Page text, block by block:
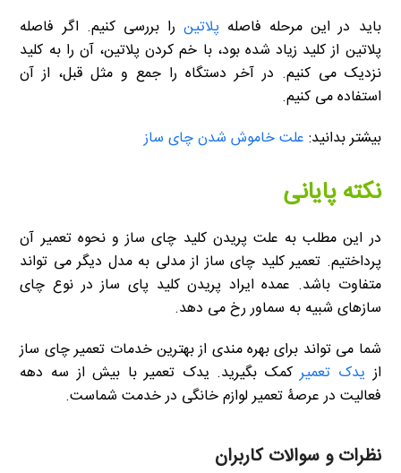
باید در این مرحله فاصله پلاتین را بررسی کنیم. اگر فاصله
پلاتین از کلید زیاد شده بود، با خم کردن پلاتین، آن را به کلید
نزدیک می کنیم. در آخر دستگاه را جمع و مثل قبل، از آن
استفاده می کنیم.
بیشتر بدانید: علت خاموش شدن چای ساز
نکته پایانی
در این مطلب به علت پریدن کلید چای ساز و نحوه تعمیر آن
پرداختیم. تعمیر کلید چای ساز از مدلی به مدل دیگر می تواند
متفاوت باشد. عمده ایراد پریدن کلید پای ساز در نوع چای
سازهای شبیه به سماور رخ می دهد.
شما می تواند برای بهره مندی از بهترین خدمات تعمیر چای ساز
از یدک تعمیرکمک بگیرید. یدک تعمیر با بیش از سه دهه
فعالیت در عرصۀ تعمیر لوازم خانگی در خدمت شماست.
نظرات و سوالات کاربران